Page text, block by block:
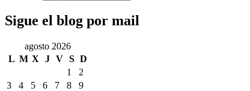
Sigue el blog por mail
agosto 2026
L M X J V S D
1
2
3
4 5 6 7 8
9